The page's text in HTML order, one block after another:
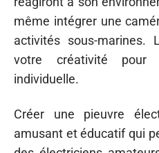
même intégrer une
activités sous-marines.
votre créativité pour
individuelle.
Créer une pieuvre
amusant et éducatif qui